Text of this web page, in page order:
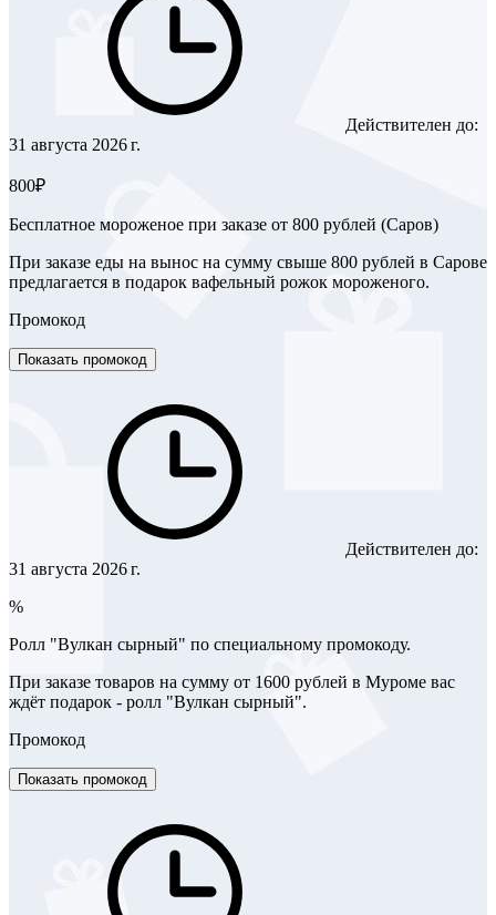
Действителен до:
31 августа 2026 г.
800₽
Бесплатное мороженое при заказе от 800 рублей (Саров)
При заказе еды на вынос на сумму свыше 800 рублей в Сарове
предлагается в подарок вафельный рожок мороженого.
Промокод
Показать промокод
Действителен до:
31 августа 2026 г.
%
Ролл "Вулкан сырный" по специальному промокоду.
При заказе товаров на сумму от 1600 рублей в Муроме вас
ждёт подарок - ролл "Вулкан сырный".
Промокод
Показать промокод